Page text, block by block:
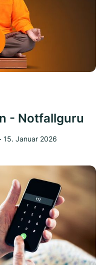
- Notfallguru
‧ 15. Januar 2026